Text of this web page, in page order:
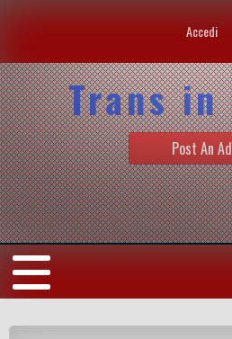
Accedi
Trans
Post An Ad